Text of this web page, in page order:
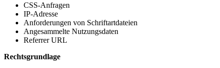
CSS-Anfragen
IP-Adresse
Anforderungen von Schriftartdateien
Angesammelte Nutzungsdaten
Referrer URL
Rechtsgrundlage